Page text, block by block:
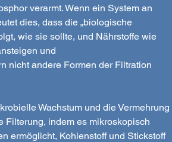
verarmt. Wenn ein System an
dies, dass die „biologische
wie sie sollte, und Nährstoffe wie
und
nicht andere Formen der Filtration
Wachstum und die Vermehrung
Filterung, indem es mikroskopisch
ermöglicht, Kohlenstoff und Stickstoff